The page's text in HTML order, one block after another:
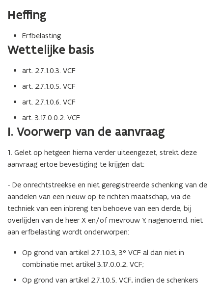
Heffing
Erfbelasting
Wettelijke basis
art. 2.7.1.0.3. VCF
art. 2.7.1.0.5. VCF
art. 2.7.1.0.6. VCF
art. 3.17.0.0.2. VCF
I. Voorwerp van de aanvraag
1. Gelet op hetgeen hierna verder uiteengezet, strekt deze
aanvraag ertoe bevestiging te krijgen dat:
- De onrechtstreekse en niet geregistreerde schenking van de
aandelen van een nieuw op te richten maatschap, via de
techniek van een inbreng ten behoeve van een derde, bij
overlijden van de heer X en/of mevrouw Y, nagenoemd, niet
aan erfbelasting wordt onderworpen:
Op grond van artikel 2.7.1.0.3, 3° VCF al dan niet in
combinatie met artikel 3.17.0.0.2. VCF;
Op grond van artikel 2.7.1.0.5. VCF, indien de schenkers